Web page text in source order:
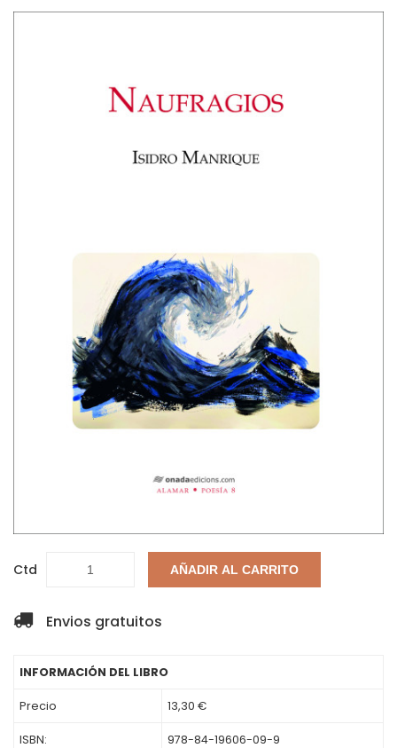
Ctd AÑADIR AL CARRITO
Envios gratuitos
INFORMACIÓN DEL LIBRO
Precio 13,30 €
ISBN: 978-84-19606-09-9